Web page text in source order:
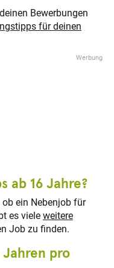
für dich sein. Neben
mit dem Kind steht
an erster Stelle!
der Betreuungszeit
für den könnte das der
sein! Macht zum
auf, den
Bewerbungen
für deinen
ab 16 Jahre?
ob ein Nebenjob für
es viele weitere
Job zu finden.
pro